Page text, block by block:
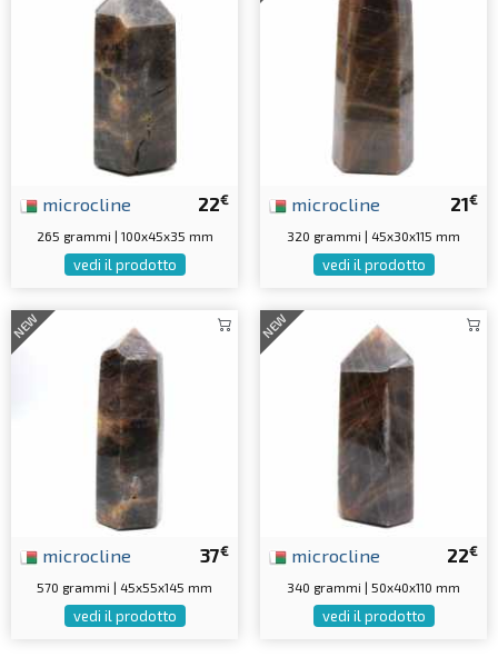
22€
microcline
265 grammi | 100x45x35 mm
vedi il prodotto
21€
microcline
320 grammi | 45x30x115 mm
vedi il prodotto
NEW
37€
microcline
570 grammi | 45x55x145 mm
vedi il prodotto
NEW
22€
microcline
340 grammi | 50x40x110 mm
vedi il prodotto